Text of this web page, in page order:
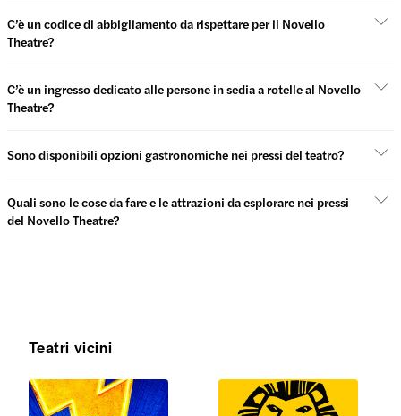
C’è un codice di abbigliamento da rispettare per il Novello
Theatre?
C’è un ingresso dedicato alle persone in sedia a rotelle al Novello
Theatre?
Sono disponibili opzioni gastronomiche nei pressi del teatro?
Quali sono le cose da fare e le attrazioni da esplorare nei pressi
del Novello Theatre?
Teatri vicini